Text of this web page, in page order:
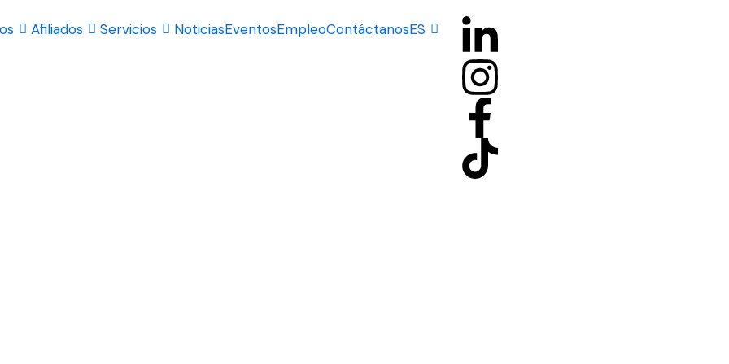
Afiliados Servicios NoticiasEventosEmpleoContáctanosES